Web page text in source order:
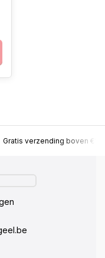
Gratis verzending boven